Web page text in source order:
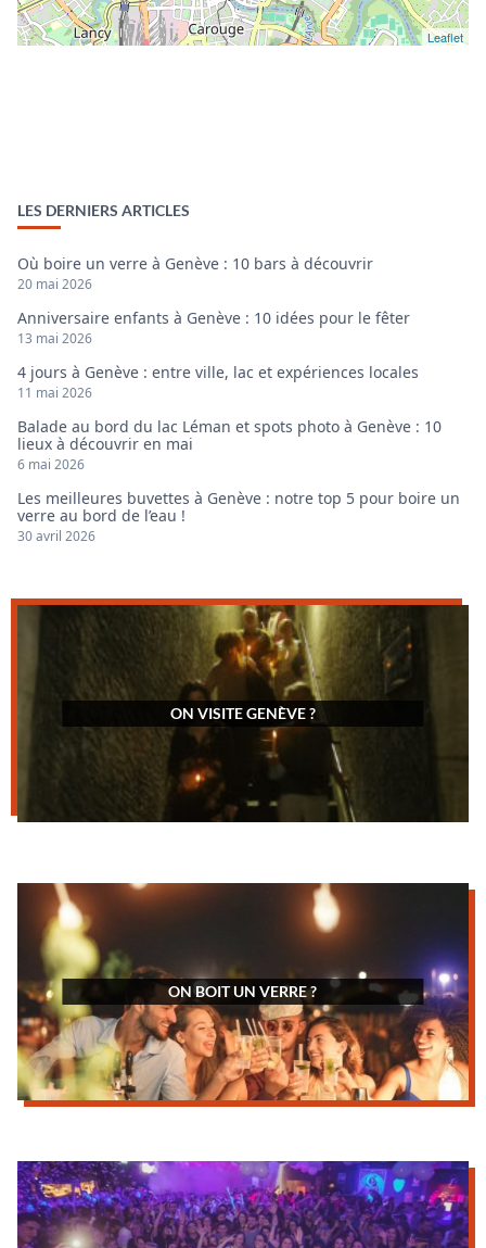
Leaflet
LES DERNIERS ARTICLES
Où boire un verre à Genève : 10 bars à découvrir
20 mai 2026
Anniversaire enfants à Genève : 10 idées pour le fêter
13 mai 2026
4 jours à Genève : entre ville, lac et expériences locales
11 mai 2026
Balade au bord du lac Léman et spots photo à Genève : 10
lieux à découvrir en mai
6 mai 2026
Les meilleures buvettes à Genève : notre top 5 pour boire un
verre au bord de l’eau !
30 avril 2026
ON VISITE GENÈVE ?
ON BOIT UN VERRE ?